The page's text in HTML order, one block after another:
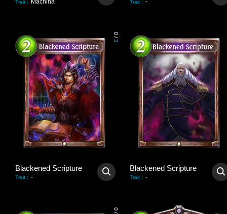
Trait : Machina Trait : -
0
/
3
Blackened Scripture
Trait : -
Blackened Scripture
Trait : -
0
/